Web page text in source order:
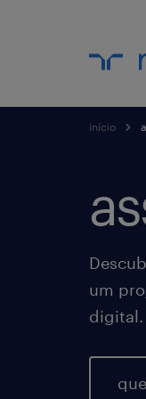
início
um
digital.